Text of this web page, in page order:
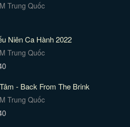
Trung Quốc
Niên Ca Hành 2022
Trung Quốc
- Back From The Brink
Trung Quốc